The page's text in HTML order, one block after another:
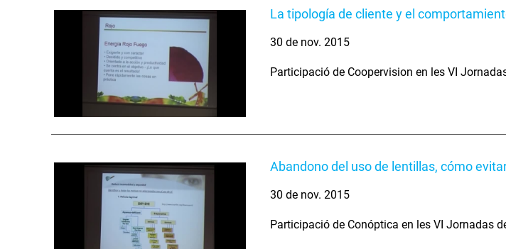
La tipología de cliente y el
30 de nov. 2015
Participació de Coopervision en les VI
Abandono del uso de lentillas, cómo
30 de nov. 2015
Participació de Conóptica en les VI Jornadas